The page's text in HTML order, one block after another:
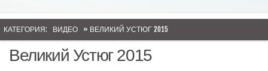
КАТЕГОРИЯ: ВИДЕО » ВЕЛИКИЙ УСТЮГ 2015
Великий Устюг 2015